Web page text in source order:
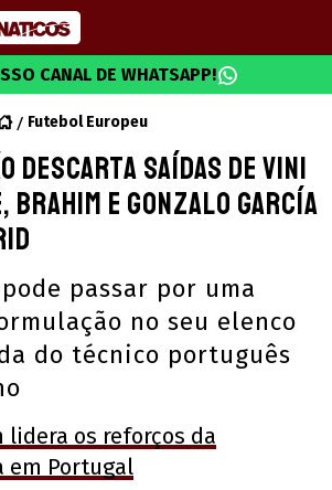
CANAL DE WHATSAPP!
Futebol Europeu
descarta saídas de Vini
Brahim e Gonzalo García
passar por uma
no seu elenco
do técnico português
lidera os reforços da
em Portugal